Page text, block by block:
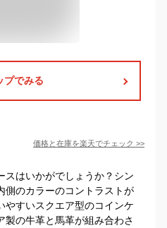
プでみる
価格と在庫を楽天でチェック >>
スはいかがでしょうか？シン
側のカラーのコントラストが
やすいスクエア型のコインケ
製の牛革と馬革が組み合わさ